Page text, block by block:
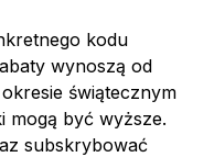
kodu
wynoszą od
świątecznym
mogą być wyższe.
subskrybować